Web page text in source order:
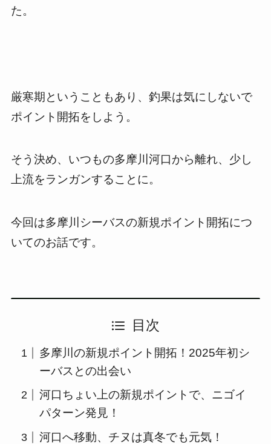
た。
厳寒期ということもあり、釣果は気にしないで
ポイント開拓をしよう。
そう決め、いつもの多摩川河口から離れ、少し
上流をランガンすることに。
今回は多摩川シーバスの新規ポイント開拓につ
いてのお話です。
目次
多摩川の新規ポイント開拓！2025年初シ
ーバスとの出会い
河口ちょい上の新規ポイントで、ニゴイ
パターン発見！
河口へ移動、チヌは真冬でも元気！